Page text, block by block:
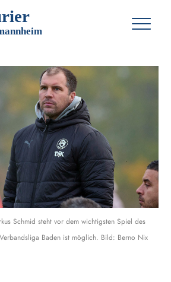
rier
annheim
Schmid steht vor dem wichtigsten Spiel des
Baden ist möglich. Bild: Berno Nix